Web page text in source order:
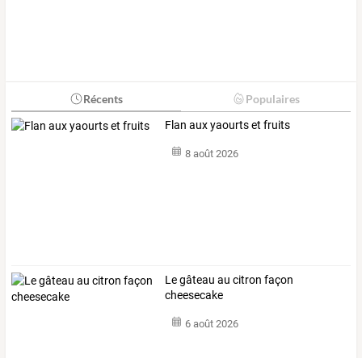
Récents Populaires
Flan aux yaourts et fruits
8 août 2026
Le gâteau au citron façon
cheesecake
6 août 2026